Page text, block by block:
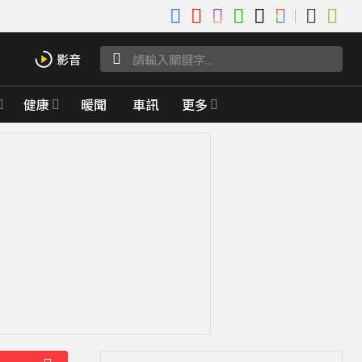
健康 暖聞 車訊 更多